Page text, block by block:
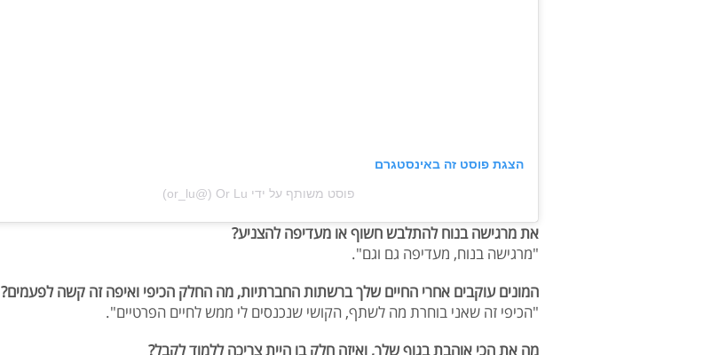
הצגת פוסט זה באינסטגרם
פוסט משותף על ידי ‏‎Or Lu‎‏ (@‏‎or_lu‎‏)
את מרגישה בנוח להתלבש חשוף או מעדיפה להצניע?
"מרגישה בנוח, מעדיפה גם וגם".
המונים עוקבים אחרי החיים שלך ברשתות החברתיות, מה החלק הכיפי ואיפה זה קשה לפעמים?
"הכיפי זה שאני בוחרת מה לשתף, הקושי שנכנסים לי ממש לחיים הפרטיים".
מה את הכי אוהבת בגוף שלך, ואיזה חלק בו היית צריכה ללמוד לקבל?